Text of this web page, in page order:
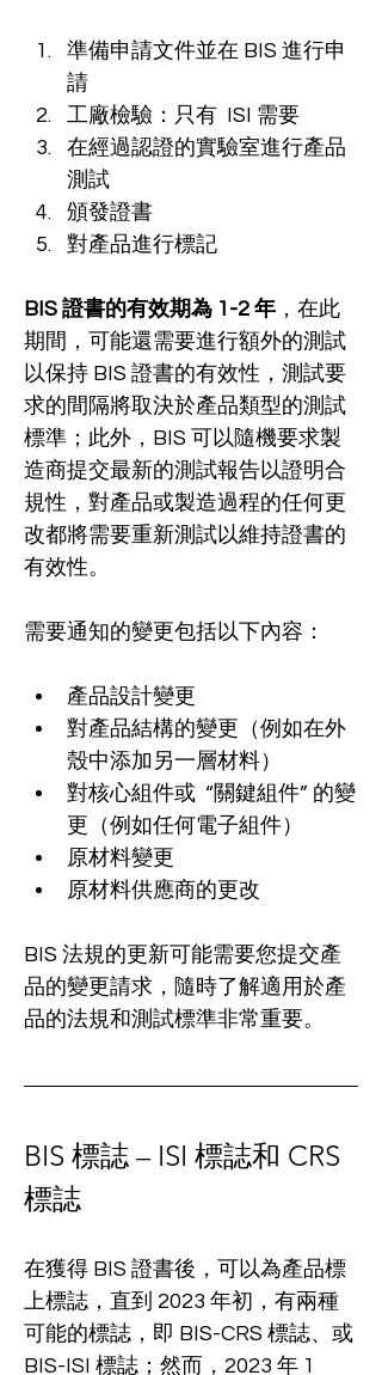
準備申請文件並在 BIS 進行申
請
工廠檢驗： 只有  ISI 需要
在經過認證的實驗室進行產品
測試
頒發證書
對產品進行標記
BIS 證書的有效期為 1-2 年 ，在此
期間，可能還需要進行額外的測試
以保持 BIS 證書的有效性，測試要
求的間隔將取決於產品類型的測試
標準；此外，BIS 可以隨機要求製
造商提交最新的測試報告以證明合
規性，對產品或製造過程的任何更
改都將需要重新測試以維持證書的
有效性。
需要通知的變更包括以下內容：
產品設計變更
對產品結構的變更（例如在外
殼中添加另一層材料）
對核心組件或  “關鍵組件” 的變
更（例如任何電子組件）
原材料變更
原材料供應商的更改
BIS 法規的更新可能需要您提交產
品的變更請求，隨時了解適用於產
品的法規和測試標準非常重要。
BIS 標誌 – ISI 標誌和 CRS
標誌
在獲得 BIS 證書後，可以為產品標
上標誌，直到 2023 年初，有兩種
可能的標誌，即 BIS-CRS 標誌、或
BIS-ISI 標誌；然而，2023 年 1